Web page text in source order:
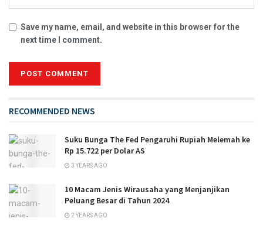
Save my name, email, and website in this browser for the
next time I comment.
RECOMMENDED NEWS
Suku Bunga The Fed Pengaruhi Rupiah Melemah ke
Rp 15.722 per Dolar AS
3 YEARS AGO
10 Macam Jenis Wirausaha yang Menjanjikan
Peluang Besar di Tahun 2024
2 YEARS AGO